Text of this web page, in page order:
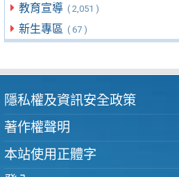
教育宣導 ( 2,051 )
新生專區 ( 67 )
隱私權及資訊安全政策
著作權聲明
本站使用正體字